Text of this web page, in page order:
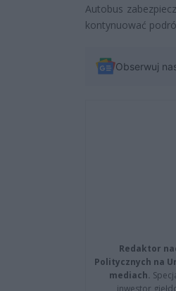
Autobus
kontynuować
Obserwuj
Redaktor
Politycznych na
mediach.
inwestor